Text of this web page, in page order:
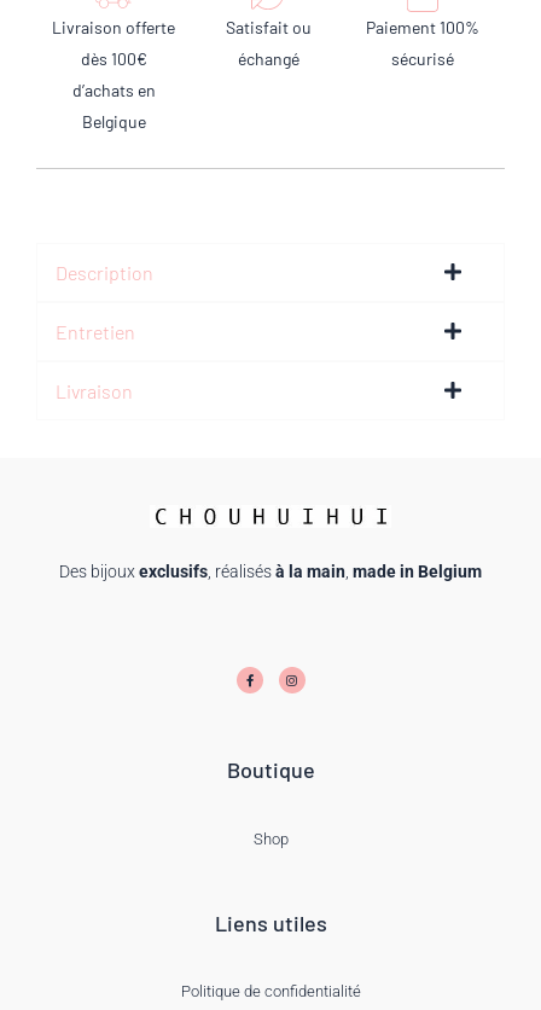
Livraison offerte
dès 100€
d’achats en
Belgique
Satisfait ou
échangé
Paiement 100%
sécurisé
Description
Entretien
Livraison
Des bijoux exclusifs , réalisésà la main made in Belgium
c
e
b
s
t
a
Boutique
Shop
Liens utiles
Politique de confidentialité